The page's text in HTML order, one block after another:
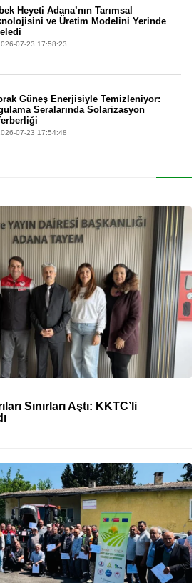
Heyeti Adana’nın Tarımsal
ve Üretim Modelini Yerinde
07-23 17:58:23
Güneş Enerjisiyle Temizleniyor:
Seralarında Solarizasyon
07-23 17:54:48
Sınırları Aştı: KKTC’li